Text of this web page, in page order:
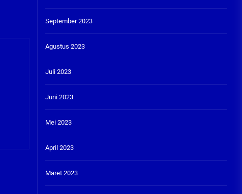
September 2023
Agustus 2023
Juli 2023
Juni 2023
Mei 2023
April 2023
Maret 2023